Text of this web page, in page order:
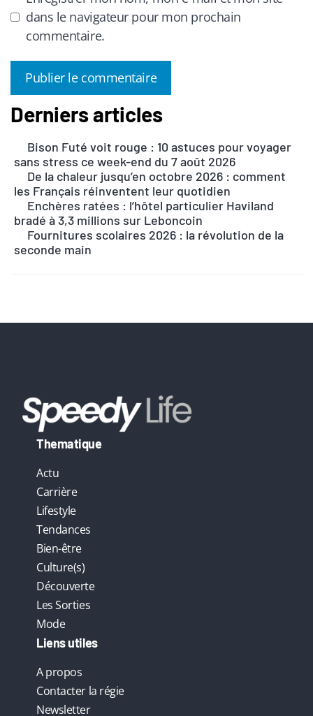
dans le navigateur pour mon prochain
commentaire.
A
e
r
a
:
Derniers articles
Bison Futé voit rouge : 10 astuces pour voyager
sans stress ce week-end du 7 août 2026
De la chaleur jusqu’en octobre 2026 : comment
les Français réinventent leur quotidien
Enchères ratées : l’hôtel particulier Haviland
bradé à 3,3 millions sur Leboncoin
Fournitures scolaires 2026 : la révolution de la
seconde main
Thematique
Actu
Carrière
Lifestyle
Tendances
Bien-être
Culture(s)
Découverte
Les Sorties
Mode
Liens utiles
A propos
Contacter la régie
Newsletter